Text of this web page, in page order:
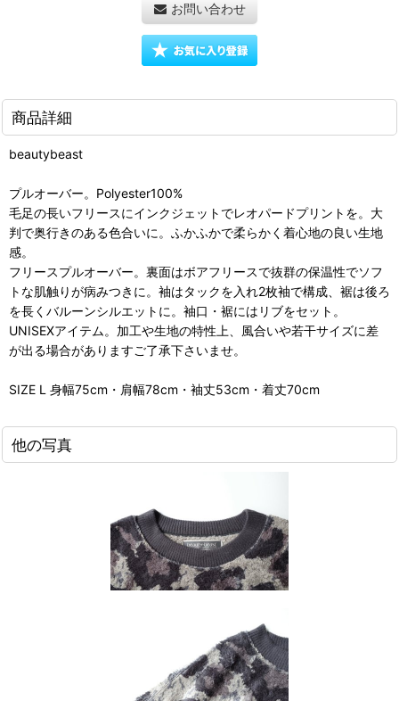
お問い合わせ
商品詳細
beautybeast
プルオーバー。Polyester100%
毛足の長いフリースにインクジェットでレオパードプリントを。大
判で奥行きのある色合いに。ふかふかで柔らかく着心地の良い生地
感。
フリースプルオーバー。裏面はボアフリースで抜群の保温性でソフ
トな肌触りが病みつきに。袖はタックを入れ2枚袖で構成、裾は後ろ
を長くバルーンシルエットに。袖口・裾にはリブをセット。
UNISEXアイテム。加工や生地の特性上、風合いや若干サイズに差
が出る場合がありますご了承下さいませ。
SIZE L 身幅75cm・肩幅78cm・袖丈53cm・着丈70cm
他の写真